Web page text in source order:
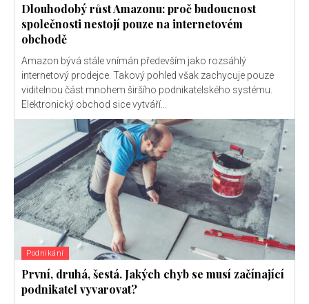
Dlouhodobý růst Amazonu: proč budoucnost
společnosti nestojí pouze na internetovém
obchodě
Amazon bývá stále vnímán především jako rozsáhlý
internetový prodejce. Takový pohled však zachycuje pouze
viditelnou část mnohem širšího podnikatelského systému.
Elektronický obchod sice vytváří...
Podnikání
První, druhá, šestá. Jakých chyb se musí začínající
podnikatel vyvarovat?